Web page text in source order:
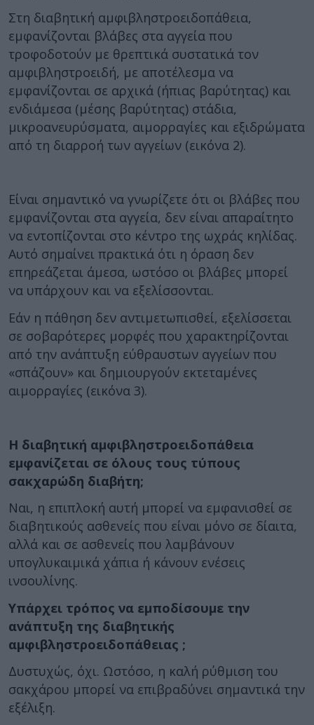
Στη διαβητική αμφιβληστροειδοπάθεια,
εμφανίζονται βλάβες στα αγγεία που
τροφοδοτούν με θρεπτικά συστατικά τον
αμφιβληστροειδή, με αποτέλεσμα να
εμφανίζονται σε αρχικά (ήπιας βαρύτητας) και
ενδιάμεσα (μέσης βαρύτητας) στάδια,
μικροανευρύσματα, αιμορραγίες και εξιδρώματα
από τη διαρροή των αγγείων (εικόνα 2).
Είναι σημαντικό να γνωρίζετε ότι οι βλάβες που
εμφανίζονται στα αγγεία, δεν είναι απαραίτητο
να εντοπίζονται στο κέντρο της ωχράς κηλίδας.
Αυτό σημαίνει πρακτικά ότι η όραση δεν
επηρεάζεται άμεσα, ωστόσο οι βλάβες μπορεί
να υπάρχουν και να εξελίσσονται.
Εάν η πάθηση δεν αντιμετωπισθεί, εξελίσσεται
σε σοβαρότερες μορφές που χαρακτηρίζονται
από την ανάπτυξη εύθραυστων αγγείων που
«σπάζουν» και δημιουργούν εκτεταμένες
αιμορραγίες (εικόνα 3).
Η διαβητική αμφιβληστροειδοπάθεια
εμφανίζεται σε όλους τους τύπους
σακχαρώδη διαβήτη;
Ναι, η επιπλοκή αυτή μπορεί να εμφανισθεί σε
διαβητικούς ασθενείς που είναι μόνο σε δίαιτα,
αλλά και σε ασθενείς που λαμβάνουν
υπογλυκαιμικά χάπια ή κάνουν ενέσεις
ινσουλίνης.
Υπάρχει τρόπος να εμποδίσουμε την
ανάπτυξη της διαβητικής
αμφιβληστροειδοπάθειας ;
Δυστυχώς, όχι. Ωστόσο, η καλή ρύθμιση του
σακχάρου μπορεί να επιβραδύνει σημαντικά την
εξέλιξη.